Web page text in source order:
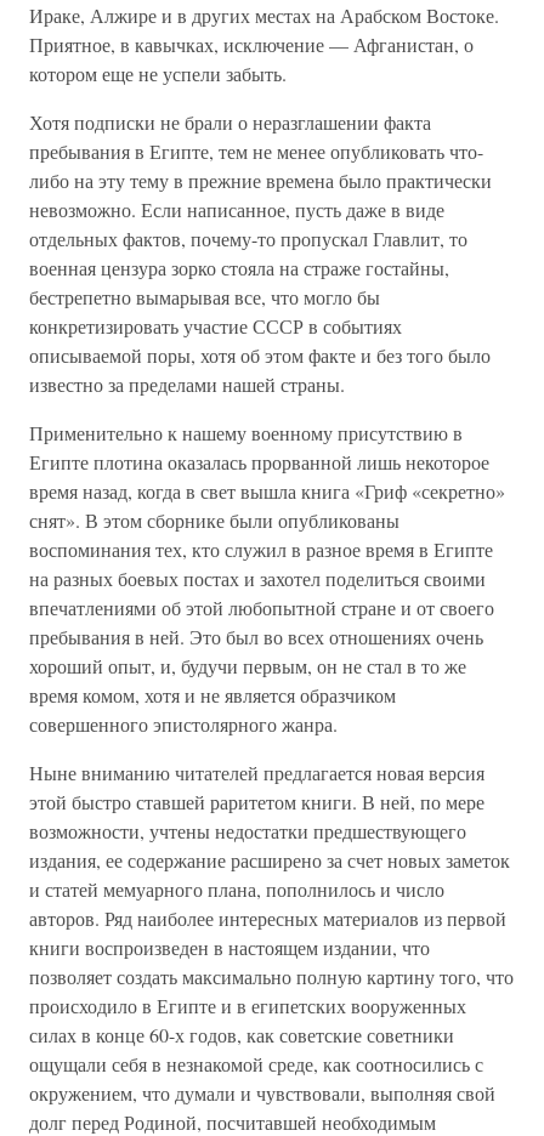
Ираке, Алжире и в других местах на Арабском Востоке.
Приятное, в кавычках, исключение — Афганистан, о
котором еще не успели забыть.
Хотя подписки не брали о неразглашении факта
пребывания в Египте, тем не менее опубликовать что-
либо на эту тему в прежние времена было практически
невозможно. Если написанное, пусть даже в виде
отдельных фактов, почему-то пропускал Главлит, то
военная цензура зорко стояла на страже гостайны,
бестрепетно вымарывая все, что могло бы
конкретизировать участие СССР в событиях
описываемой поры, хотя об этом факте и без того было
известно за пределами нашей страны.
Применительно к нашему военному присутствию в
Египте плотина оказалась прорванной лишь некоторое
время назад, когда в свет вышла книга «Гриф «секретно»
снят». В этом сборнике были опубликованы
воспоминания тех, кто служил в разное время в Египте
на разных боевых постах и захотел поделиться своими
впечатлениями об этой любопытной стране и от своего
пребывания в ней. Это был во всех отношениях очень
хороший опыт, и, будучи первым, он не стал в то же
время комом, хотя и не является образчиком
совершенного эпистолярного жанра.
Ныне вниманию читателей предлагается новая версия
этой быстро ставшей раритетом книги. В ней, по мере
возможности, учтены недостатки предшествующего
издания, ее содержание расширено за счет новых заметок
и статей мемуарного плана, пополнилось и число
авторов. Ряд наиболее интересных материалов из первой
книги воспроизведен в настоящем издании, что
позволяет создать максимально полную картину того, что
происходило в Египте и в египетских вооруженных
силах в конце 60-х годов, как советские советники
ощущали себя в незнакомой среде, как соотносились с
окружением, что думали и чувствовали, выполняя свой
долг перед Родиной, посчитавшей необходимым